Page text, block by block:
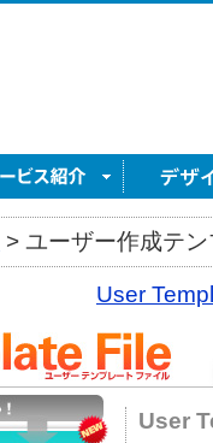
> ユーザー作成テ
User
User